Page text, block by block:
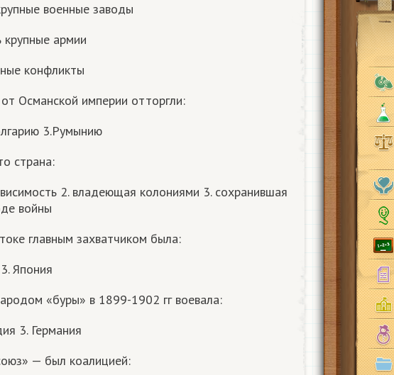
военные заводы
крупные армии
конфликты
Османской империи отторгли:
3.Румынию
страна:
2. владеющая колониями 3. сохранившая
войны
главным захватчиком была:
Япония
«буры» в 1899-1902 гг воевала:
3. Германия
— был коалицией: